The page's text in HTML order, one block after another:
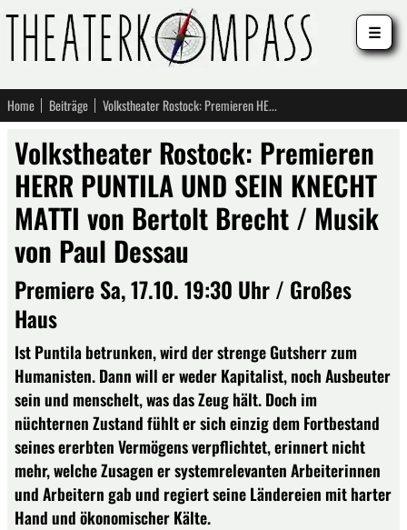
Home Beiträge Volkstheater Rostock: Premieren HERR PUNTILA UND SEIN KNECHT MATTI von Bertolt Brecht / Musik von Paul Dessau
Volkstheater Rostock: Premieren
HERR PUNTILA UND SEIN KNECHT
MATTI von Bertolt Brecht / Musik
von Paul Dessau
Premiere Sa, 17.10. 19:30 Uhr / Großes
Haus
Ist Puntila betrunken, wird der strenge Gutsherr zum
Humanisten. Dann will er weder Kapitalist, noch Ausbeuter
sein und menschelt, was das Zeug hält. Doch im
nüchternen Zustand fühlt er sich einzig dem Fortbestand
seines ererbten Vermögens verpflichtet, erinnert nicht
mehr, welche Zusagen er systemrelevanten Arbeiterinnen
und Arbeitern gab und regiert seine Ländereien mit harter
Hand und ökonomischer Kälte.
☰